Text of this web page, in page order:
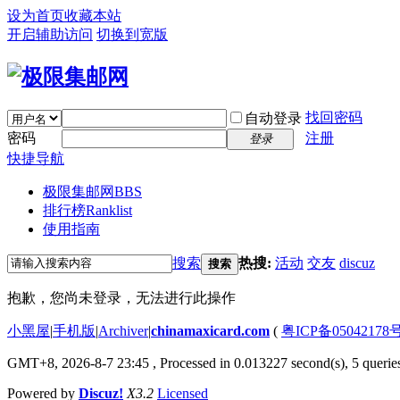
设为首页收藏本站
开启辅助访问 切换到宽版
自动登录 找回密码
密码
登录
注册
快捷导航
极限集邮网BBS
排行榜Ranklist
使用指南
搜索 搜索 热搜: 活动 交友 discuz
抱歉，您尚未登录，无法进行此操作
小黑屋|手机版|Archiver|chinamaxicard.com ( 粤ICP备05042178
GMT+8, 2026-8-7 23:45 , Processed in 0.013227 second(s), 5
Powered by Discuz! X3.2 Licensed